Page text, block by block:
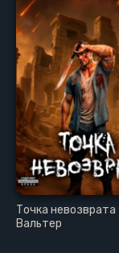
Точка невозврата
Вальтер